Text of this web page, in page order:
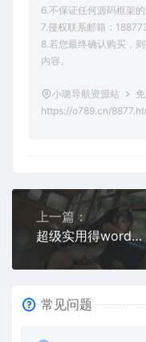
6.不保证任何源码框架的
7.侵权联系邮箱：
8.若您最终确认购买，
内容。
小璐导航资源站
https://o789.cn/
上一篇：
超级实用得wordpressAI工具箱插件
常见问题